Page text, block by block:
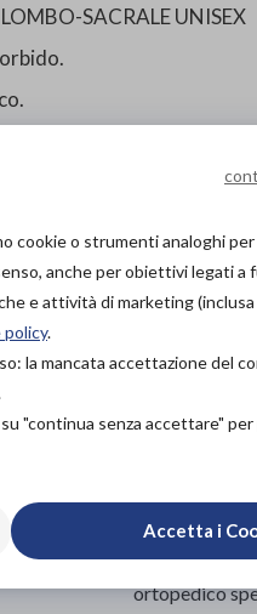
SACRALE UNISEX
IN
è raccomandato per
ortopedico
cookie o strumenti analoghi
anche per obiettivi legati a
e attività di marketing
policy.
la mancata accettazione del
"continua senza accettare"
Accetta i